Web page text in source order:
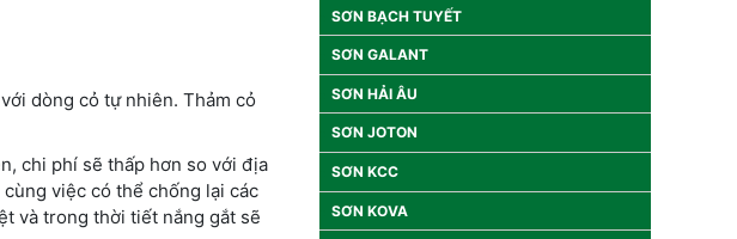
dòng cỏ tự nhiên. Thảm cỏ
chi phí sẽ thấp hơn so với địa
việc có thể chống lại các
và trong thời tiết nắng gắt sẽ
SƠN BẠCH TUYẾT
SƠN GALANT
SƠN HẢI ÂU
SƠN JOTON
SƠN KCC
SƠN KOVA